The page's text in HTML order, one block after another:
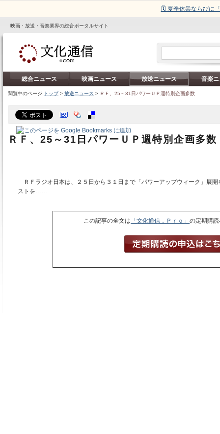
🗓️ 夏季休業ならびに
映画・放送・音楽業界の総合ポータルサイト
総合ニュース 映画ニュース 放送ニュース 音楽
閲覧中のページ: トップ> 放送ニュース > ＲＦ、25～31日パワーＵＰ週特別企画多数
ＲＦ、25～31日パワーＵＰ週特別企画多数
ＲＦラジオ日本は、２５日から３１日まで「パワーアップウィーク」展
ストを……
この記事の全文は 「文化通信．Ｐｒｏ」の定期購